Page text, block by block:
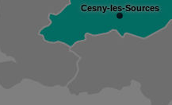
Cesny-les-Sources